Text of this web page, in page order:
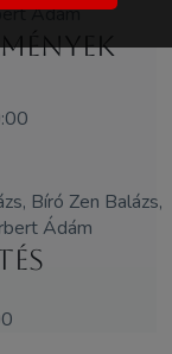
Ádám
Bíró Zen Balázs,
Ádám